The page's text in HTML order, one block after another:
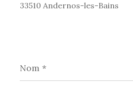
33510 Andernos-les-Bains
*